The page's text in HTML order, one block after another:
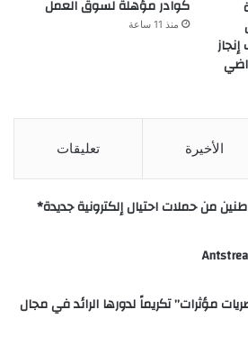
كوادر مؤهلة لسوق العمل
منذ 11 ساعة
الأخيرة تعليقات
من حملات احتيال إلكترونية جديدة*
مؤثرات” تكريماً لدورها الرائد في مجال